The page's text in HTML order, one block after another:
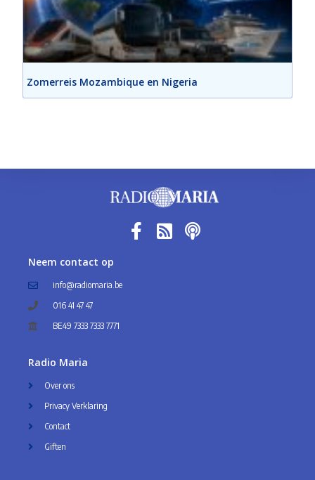
Zomerreis Mozambique en Nigeria
Neem contact op
info@radiomaria.be
016 41 47 47
BE49 7333 7333 7771
Radio Maria
Over ons
Privacy Verklaring
Contact
Giften